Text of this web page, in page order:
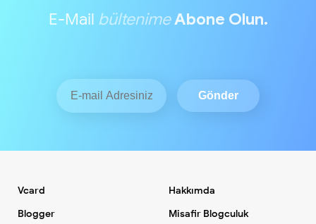
E-Mail bültenimeAbone Olun.
Vcard
Hakkımda
Blogger
Misafir Blogculuk